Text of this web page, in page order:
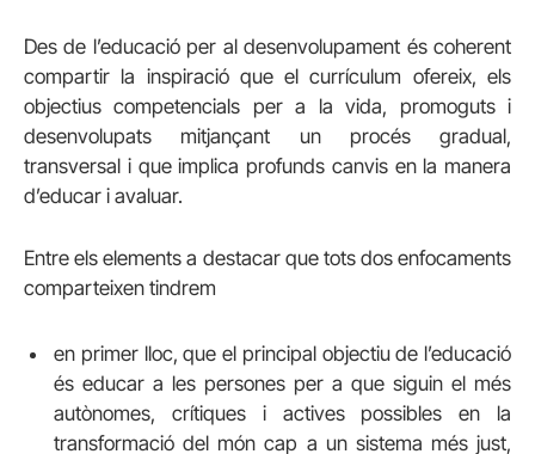
Des de l’educació per al desenvolupament és coherent
compartir la inspiració que el currículum ofereix, els
objectius competencials per a la vida, promoguts i
desenvolupats mitjançant un procés gradual,
transversal i que implica profunds canvis en la manera
d’educar i avaluar.
Entre els elements a destacar que tots dos enfocaments
comparteixen tindrem
en primer lloc, que el principal objectiu de l’educació
és educar a les persones per a que siguin el més
autònomes, crítiques i actives possibles en la
transformació del món cap a un sistema més just,